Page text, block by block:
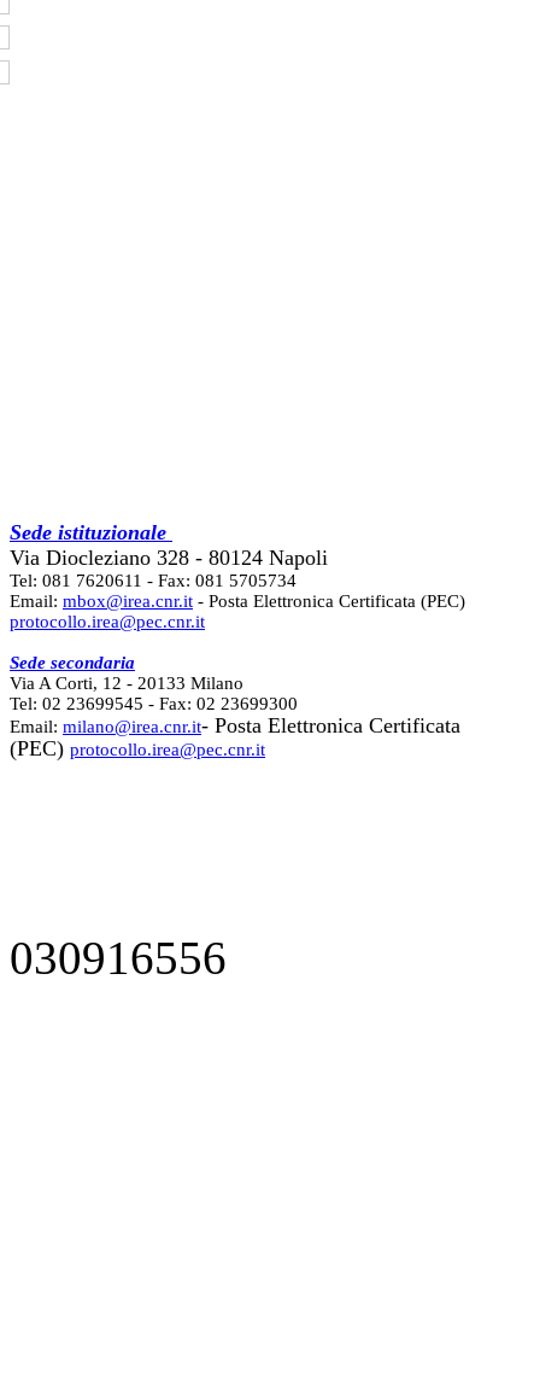
Sede istituzionale
Via Diocleziano 328 - 80124 Napoli
Tel: 081 7620611 - Fax: 081 5705734
Email: mbox@irea.cnr.it - Posta Elettronica Certificata (PEC)
protocollo.irea@pec.cnr.it
Sede secondaria
Via A Corti, 12 - 20133 Milano
Tel: 02 23699545 - Fax: 02 23699300
Email: milano@irea.cnr.it- Posta Elettronica Certificata
(PEC) protocollo.irea@pec.cnr.it
030916556